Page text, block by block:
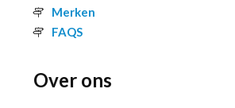
Merken
FAQS
Over ons